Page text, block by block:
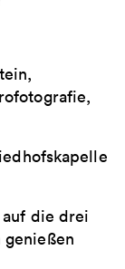
die drei